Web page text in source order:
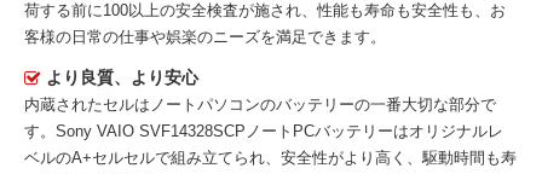
荷する前に100以上の安全検査が施され、性能も寿命も安全性も、お
客様の日常の仕事や娯楽のニーズを満足できます。
より良質、より安心
内蔵されたセルはノートパソコンのバッテリーの一番大切な部分で
す。 Sony VAIO SVF14328SCPノートPCバッテリーはオリジナルレ
ベルのA+セルセルで組み立てられ、安全性がより高く、駆動時間も寿